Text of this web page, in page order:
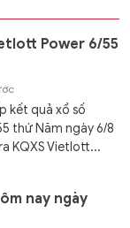
Power 6/55
kết quả xổ số
thứ Năm ngày 6/8
KQXS Vietlott...
nay ngày